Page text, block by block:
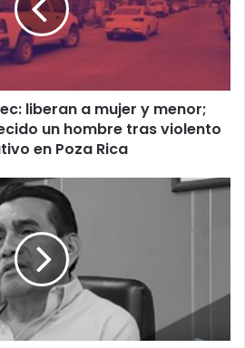
liberan a mujer y menor;
un hombre tras violento
en Poza Rica